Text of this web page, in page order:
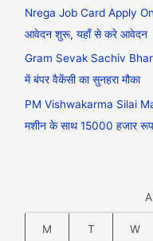
Nrega Job Card Apply
आवेदन शुरू, यहाँ से करे आवेदन
Gram Sevak Sachiv
में बंपर वैकेंसी का सुनहरा मौका
PM Vishwakarma Silai
मशीन के साथ 15000 हजार
M T W